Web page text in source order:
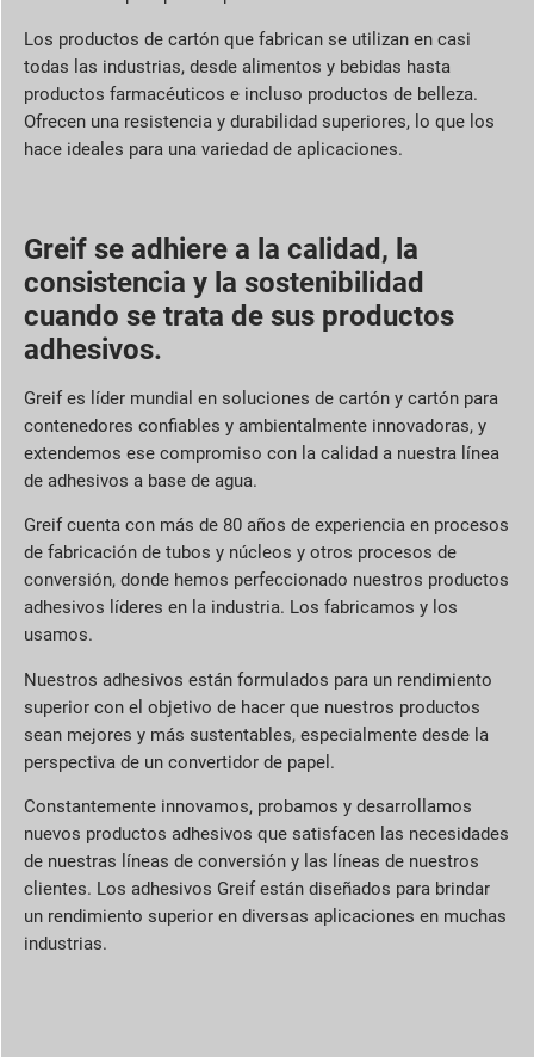
Los productos de cartón que fabrican se utilizan en casi
todas las industrias, desde alimentos y bebidas hasta
productos farmacéuticos e incluso productos de belleza.
Ofrecen una resistencia y durabilidad superiores, lo que los
hace ideales para una variedad de aplicaciones.
Greif se adhiere a la calidad, la
consistencia y la sostenibilidad
cuando se trata de sus productos
adhesivos.
Greif es líder mundial en soluciones de cartón y cartón para
contenedores confiables y ambientalmente innovadoras, y
extendemos ese compromiso con la calidad a nuestra línea
de adhesivos a base de agua.
Greif cuenta con más de 80 años de experiencia en procesos
de fabricación de tubos y núcleos y otros procesos de
conversión, donde hemos perfeccionado nuestros productos
adhesivos líderes en la industria. Los fabricamos y los
usamos.
Nuestros adhesivos están formulados para un rendimiento
superior con el objetivo de hacer que nuestros productos
sean mejores y más sustentables, especialmente desde la
perspectiva de un convertidor de papel.
Constantemente innovamos, probamos y desarrollamos
nuevos productos adhesivos que satisfacen las necesidades
de nuestras líneas de conversión y las líneas de nuestros
clientes. Los adhesivos Greif están diseñados para brindar
un rendimiento superior en diversas aplicaciones en muchas
industrias.